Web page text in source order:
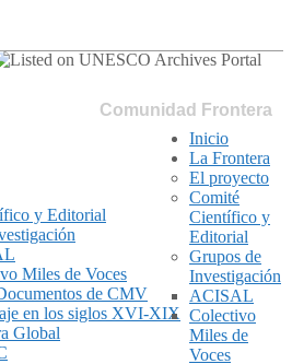
Comunidad Frontera
y Editorial
Miles de Voces
de CMV
en los siglos XVI-XIX
Global
Inicio
La Frontera
El proyecto
Comité
Científico y
Editorial
Grupos de
Investigación
ACISAL
Colectivo
Miles de
Voces